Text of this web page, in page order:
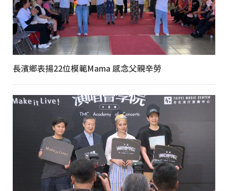
長濱鄉表揚22位模範Mama 感念父親辛勞